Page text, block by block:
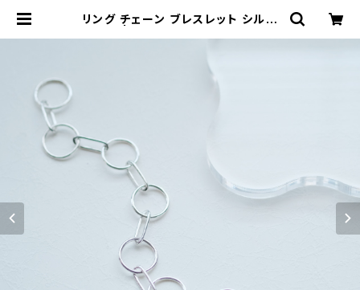
リング チェーン ブレスレット シルバ